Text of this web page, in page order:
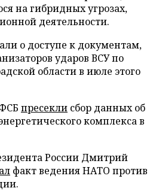
на гибридных угрозах,
деятельности.
о доступе к документам,
ударов ВСУ по
области в июле этого
пресекли сбор данных об
комплекса в
России Дмитрий
факт ведения НАТО против